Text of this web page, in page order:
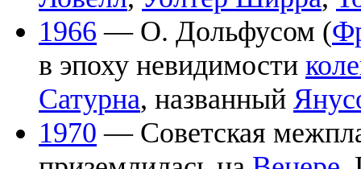
1966 — О. Дольфусом (
в эпоху невидимости
Сатурна, названный
1970 — Советская